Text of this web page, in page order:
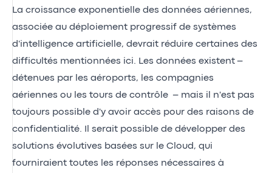
La croissance exponentielle des données aériennes,
associée au déploiement progressif de systèmes
d'intelligence artificielle, devrait réduire certaines des
difficultés mentionnées ici. Les données existent –
détenues par les aéroports, les compagnies
aériennes ou les tours de contrôle – mais il n'est pas
toujours possible d'y avoir accès pour des raisons de
confidentialité. Il serait possible de développer des
solutions évolutives basées sur le Cloud, qui
fourniraient toutes les réponses nécessaires à